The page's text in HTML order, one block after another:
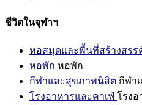
ชีวิตในจุฬาฯ
หอสมุดและพื้นที่สร้างสรร
หอพัก หอพัก
กีฬาและสุขภาพนิสิต กีฬา
โรงอาหารและคาเฟ่ โรงอ